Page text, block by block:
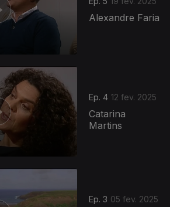
Alexandre Faria
Ep. 4 12 fev. 2025
Catarina
Martins
Ep. 3 05 fev. 2025